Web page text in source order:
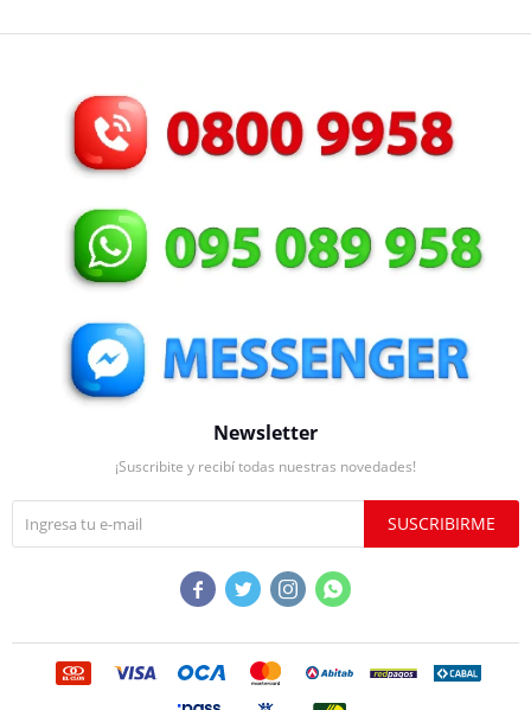
Newsletter
¡Suscribite y recibí todas nuestras novedades!
SUSCRIBIRME
   